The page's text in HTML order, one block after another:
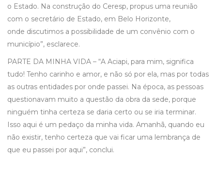
o Estado. Na construção do Ceresp, propus uma reunião
com o secretário de Estado, em Belo Horizonte,
onde discutimos a possibilidade de um convênio com o
município”, esclarece.
PARTE DA MINHA VIDA – “A Aciapi, para mim, significa
tudo! Tenho carinho e amor, e não só por ela, mas por todas
as outras entidades por onde passei. Na época, as pessoas
questionavam muito a questão da obra da sede, porque
ninguém tinha certeza se daria certo ou se iria terminar.
Isso aqui é um pedaço da minha vida. Amanhã, quando eu
não existir, tenho certeza que vai ficar uma lembrança de
que eu passei por aqui”, conclui.